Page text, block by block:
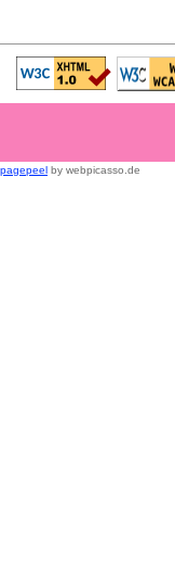
pagepeel by webpicasso.de